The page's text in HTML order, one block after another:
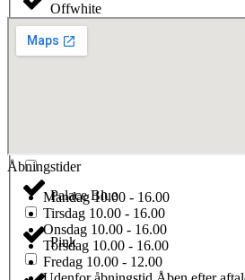
Offwhite
Oliven
Palace Blue
Pink
Åbningstider
Mandag10.00 - 16.00
Tirsdag 10.00 - 16.00
Onsdag 10.00 - 16.00
Torsdag 10.00 - 16.00
Fredag 10.00 - 12.00